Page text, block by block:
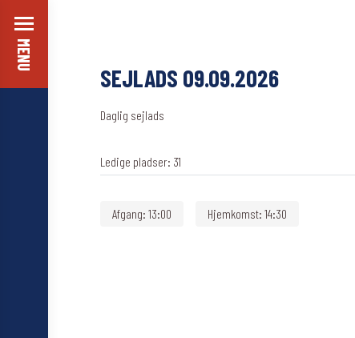
MENU
SEJLADS 09.09.2026
Daglig sejlads
Ledige pladser: 31
Afgang: 13:00 Hjemkomst: 14:30